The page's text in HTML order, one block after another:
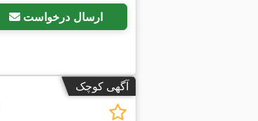
ارسال درخواست
آگهی کوچک